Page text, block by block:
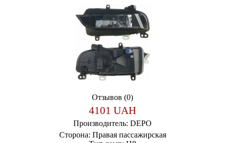
Отзывов (0)
4101 UAH
Производитель: DEPO
Сторона: Правая пассажирская